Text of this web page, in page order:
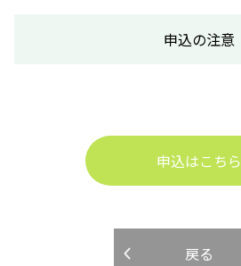
申込の注意
申込はこちら
戻る